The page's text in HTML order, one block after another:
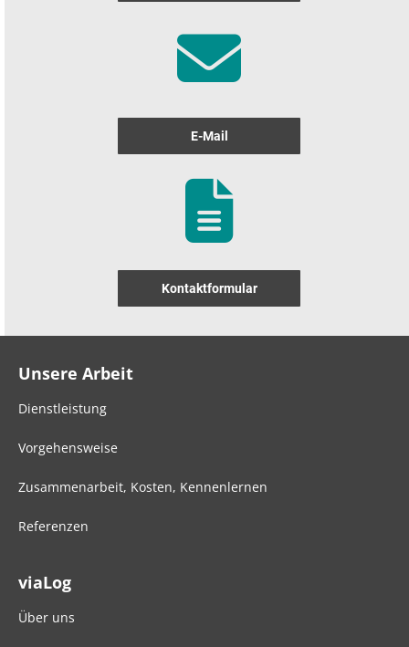
E-Mail
Kontaktformular
Unsere Arbeit
Dienstleistung
Vorgehensweise
Zusammenarbeit, Kosten, Kennenlernen
Referenzen
viaLog
Über uns